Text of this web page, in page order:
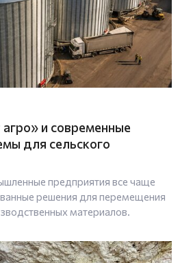
и современные
для сельского
предприятия все чаще
решения для перемещения
материалов.